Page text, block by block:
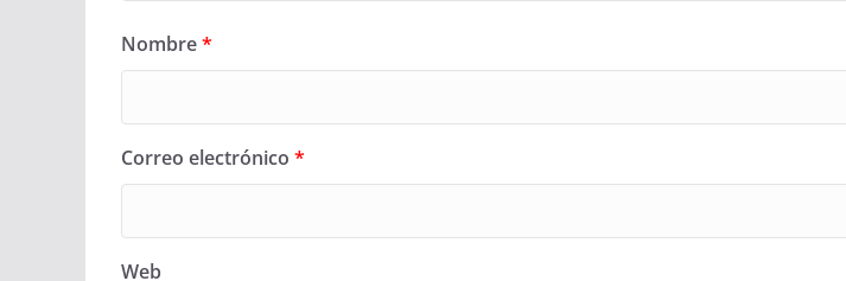
Nombre*
Correo electrónico *
Web